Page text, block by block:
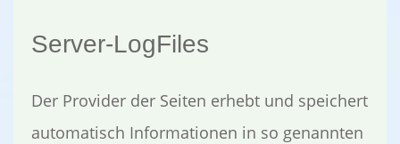
Server-LogFiles
Der Provider der Seiten erhebt und speichert
automatisch Informationen in so genannten